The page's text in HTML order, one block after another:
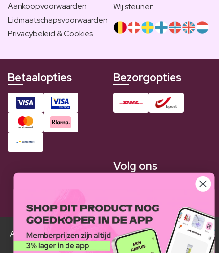
Aankoopvoorwaarden
Lidmaatschapsvoorwaarden
Privacybeleid & Cookies
Wij steunen
Betaalopties Bezorgopties
Volg ons
Alle Luxplus ledenprijzen zijn weergegeven in vergelijking
met de normale prijzen.